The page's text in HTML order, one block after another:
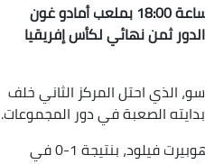
يواجه منتخب مالي لكرة القدم نظيره وجاره البوركينابي اليوم الثلاثاء على الساعة 18:00 بملعب أمادو غون
ثمن نهائي لكأس إفريقيا
سيتطلع منتخب بوركينافاسو، الذي احتل المركز الثاني خلف
الصعبة في دور المجموعات.
كان طريق "الخيول" إلى ثمن نهائي المنافسة صعبا، حيث فاز أشبال المدرب، هوبيرت فيلود، بنتيجة 1-0 في